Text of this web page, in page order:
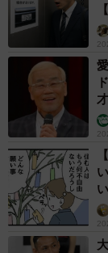
「…でな、ちょ
起こってん」（
「私、民謡習っ
ってたやんか。
いってる生徒さ
ちろん民謡も一
めちゃくちゃ肌
んま。私、いい
ごかったで。私
てん。そしたら